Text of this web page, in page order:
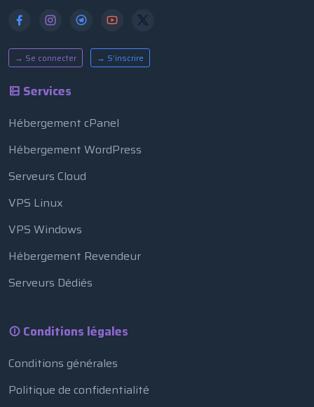
→ Se connecter → S’inscrire
Services
Hébergement cPanel
Hébergement WordPress
Serveurs Cloud
VPS Linux
VPS Windows
Hébergement Revendeur
Serveurs Dédiés
Conditions légales
Conditions générales
Politique de confidentialité